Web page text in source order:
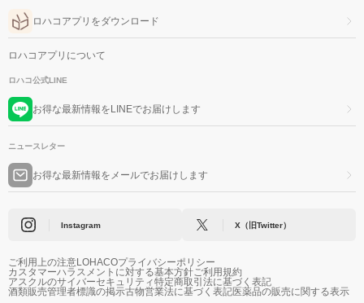
ロハコアプリをダウンロード
ロハコアプリについて
ロハコ公式LINE
お得な最新情報をLINEでお届けします
ニュースレター
お得な最新情報をメールでお届けします
Instagram X（旧Twitter）
ご利用上の注意LOHACOプライバシーポリシー
カスタマーハラスメントに対する基本方針ご利用規約
アスクルのサイバーセキュリティ特定商取引法に基づく表記
酒類販売管理者標識の掲示古物営業法に基づく表記医薬品の販売に関する表示